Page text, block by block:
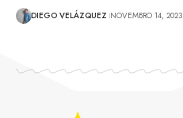
DIEGO VELÁZQUEZ NOVEMBRO 14, 2023